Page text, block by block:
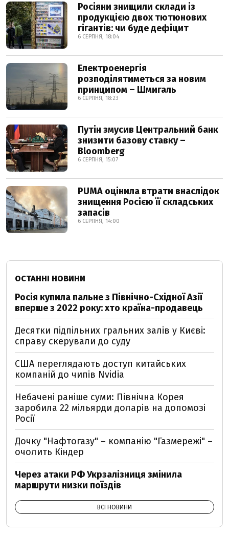
Росіяни знищили склади із
продукцією двох тютюнових
гігантів: чи буде дефіцит
6 СЕРПНЯ, 18:04
Електроенергія
розподілятиметься за новим
принципом – Шмигаль
6 СЕРПНЯ, 18:23
Путін змусив Центральний банк
знизити базову ставку –
Bloomberg
6 СЕРПНЯ, 15:07
PUMA оцінила втрати внаслідок
знищення Росією її складських
запасів
6 СЕРПНЯ, 14:00
ОСТАННІ НОВИНИ
Росія купила пальне з Північно-Східної Азії
вперше з 2022 року: хто країна-продавець
Десятки підпільних гральних залів у Києві:
справу скерували до суду
США переглядають доступ китайських
компаній до чипів Nvidia
Небачені раніше суми: Північна Корея
заробила 22 мільярди доларів на допомозі
Росії
Дочку "Нафтогазу" – компанію "Газмережі" –
очолить Кіндер
Через атаки РФ Укрзалізниця змінила
маршрути низки поїздів
ВСІ НОВИНИ